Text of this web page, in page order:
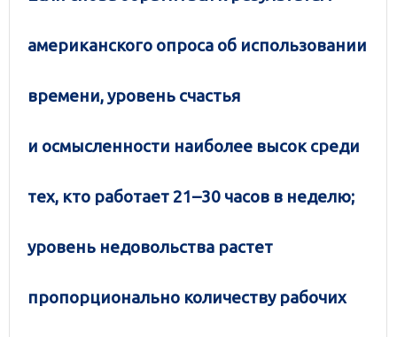
американского опроса об использовании
времени, уровень счастья
и осмысленности наиболее высок среди
тех, кто работает 21–30 часов в неделю;
уровень недовольства растет
пропорционально количеству рабочих